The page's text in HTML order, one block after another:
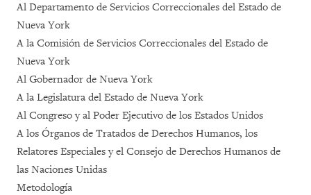
Al Departamento de Servicios Correccionales del Estado de
Nueva York
A la Comisión de Servicios Correccionales del Estado de
Nueva York
Al Gobernador de Nueva York
A la Legislatura del Estado de Nueva York
Al Congreso y al Poder Ejecutivo de los Estados Unidos
A los Órganos de Tratados de Derechos Humanos, los
Relatores Especiales y el Consejo de Derechos Humanos de
las Naciones Unidas
Metodología